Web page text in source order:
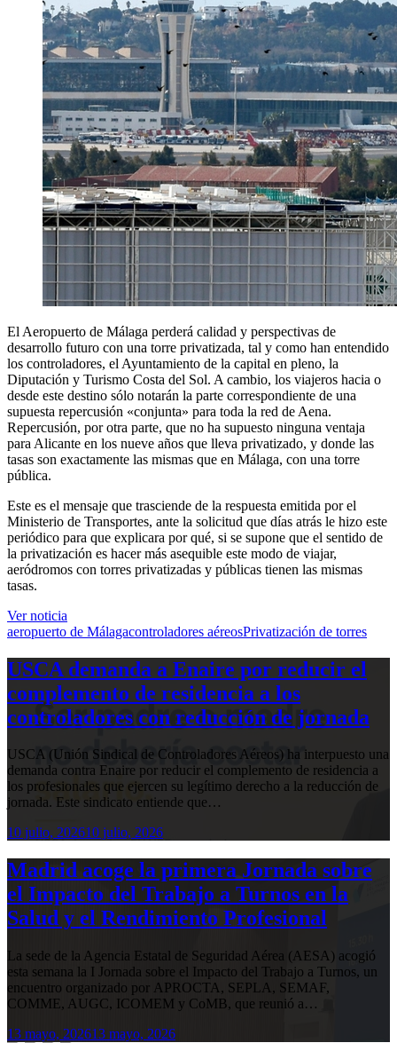
El Aeropuerto de Málaga perderá calidad y perspectivas de
desarrollo futuro con una torre privatizada, tal y como han entendido
los controladores, el Ayuntamiento de la capital en pleno, la
Diputación y Turismo Costa del Sol. A cambio, los viajeros hacia o
desde este destino sólo notarán la parte correspondiente de una
supuesta repercusión «conjunta» para toda la red de Aena.
Repercusión, por otra parte, que no ha supuesto ninguna ventaja
para Alicante en los nueve años que lleva privatizado, y donde las
tasas son exactamente las mismas que en Málaga, con una torre
pública.
Este es el mensaje que trasciende de la respuesta emitida por el
Ministerio de Transportes, ante la solicitud que días atrás le hizo este
periódico para que explicara por qué, si se supone que el sentido de
la privatización es hacer más asequible este modo de viajar,
aeródromos con torres privatizadas y públicas tienen las mismas
tasas.
Ver noticia
aeropuerto de Málagacontroladores aéreosPrivatización de torres
USCA demanda a Enaire por reducir el
complemento de residencia a los
controladores con reducción de jornada
USCA (Unión Sindical de Controladores Aéreos) ha interpuesto una
demanda contra Enaire por reducir el complemento de residencia a
los profesionales que ejercen su legítimo derecho a la reducción de
jornada. Este sindicato entiende que…
10 julio, 202610 julio, 2026
Madrid acoge la primera Jornada sobre
el Impacto del Trabajo a Turnos en la
Salud y el Rendimiento Profesional
La sede de la Agencia Estatal de Seguridad Aérea (AESA) acogió
esta semana la I Jornada sobre el Impacto del Trabajo a Turnos, un
encuentro organizado por APROCTA, SEPLA, SEMAF,
COMME, AUGC, ICOMEM y CoMB, que reunió a…
13 mayo, 202613 mayo, 2026